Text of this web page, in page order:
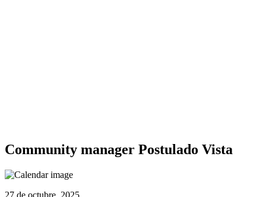
Community manager Postulado Vista
27 de octubre, 2025